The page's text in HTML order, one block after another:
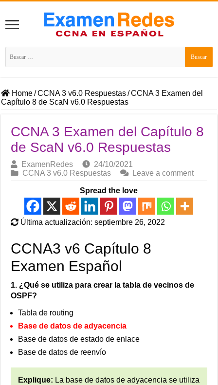
Buscar:
Home/CCNA 3 v6.0 Respuestas/CCNA 3 Examen del
Capítulo 8 de ScaN v6.0 Respuestas
CCNA 3 Examen del Capítulo 8
de ScaN v6.0 Respuestas
ExamenRedes
24/10/2021
CCNA 3 v6.0 Respuestas
Leave a comment
Spread the love
Última actualización: septiembre 26, 2022
CCNA3 v6 Capítulo 8
Examen Español
1. ¿Qué se utiliza para crear la tabla de vecinos de
OSPF?
Tabla de routing
Base de datos de adyacencia
Base de datos de estado de enlace
Base de datos de reenvío
Explique: La base de datos de adyacencia se utiliza